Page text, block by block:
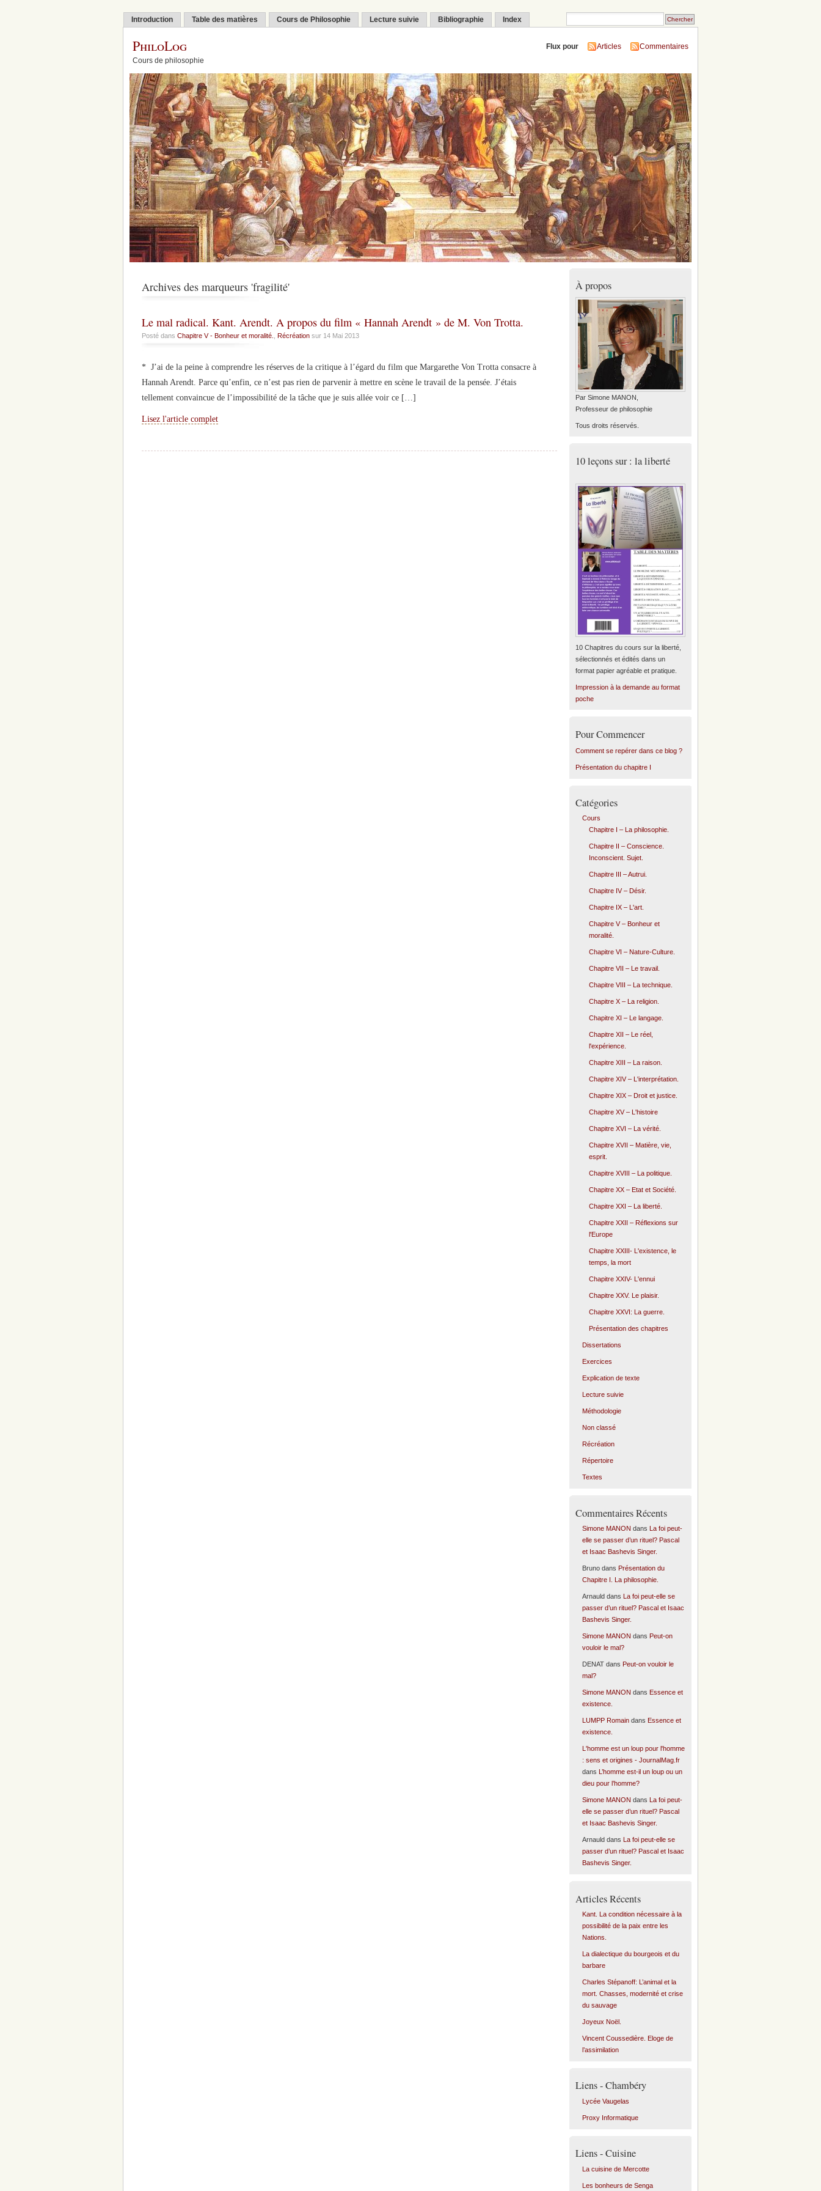
Introduction Table des matières Cours de Philosophie Lecture suivie Bibliographie Index
PhiloLog
Cours de philosophie
Flux pour Articles Commentaires
Archives des marqueurs 'fragilité'
Le mal radical. Kant. Arendt. A propos du film « Hannah Arendt » de M. Von Trotta.
Posté dans Chapitre V - Bonheur et moralité., Récréation sur 14 Mai 2013
* J’ai de la peine à comprendre les réserves de la critique à l’égard du film que Margarethe Von Trotta consacre à
Hannah Arendt. Parce qu’enfin, ce n’est pas rien de parvenir à mettre en scène le travail de la pensée. J’étais
tellement convaincue de l’impossibilité de la tâche que je suis allée voir ce […]
Lisez l'article complet
À propos
Par Simone MANON,
Professeur de philosophie
Tous droits réservés.
10 leçons sur : la liberté
10 Chapitres du cours sur la liberté,
sélectionnés et édités dans un
format papier agréable et pratique.
Impression à la demande au format
poche
Pour Commencer
Comment se repérer dans ce blog ?
Présentation du chapitre I
Catégories
Cours
Chapitre I – La philosophie.
Chapitre II – Conscience.
Inconscient. Sujet.
Chapitre III – Autrui.
Chapitre IV – Désir.
Chapitre IX – L'art.
Chapitre V – Bonheur et
moralité.
Chapitre VI – Nature-Culture.
Chapitre VII – Le travail.
Chapitre VIII – La technique.
Chapitre X – La religion.
Chapitre XI – Le langage.
Chapitre XII – Le réel,
l'expérience.
Chapitre XIII – La raison.
Chapitre XIV – L'interprétation.
Chapitre XIX – Droit et justice.
Chapitre XV – L'histoire
Chapitre XVI – La vérité.
Chapitre XVII – Matière, vie,
esprit.
Chapitre XVIII – La politique.
Chapitre XX – Etat et Société.
Chapitre XXI – La liberté.
Chapitre XXII – Réflexions sur
l'Europe
Chapitre XXIII- L'existence, le
temps, la mort
Chapitre XXIV- L'ennui
Chapitre XXV. Le plaisir.
Chapitre XXVI: La guerre.
Présentation des chapitres
Dissertations
Exercices
Explication de texte
Lecture suivie
Méthodologie
Non classé
Récréation
Répertoire
Textes
Commentaires Récents
Simone MANON dans
La foi peut-
elle se passer d’un rituel? Pascal
et Isaac Bashevis Singer.
Brunodans Présentation du
Chapitre I. La philosophie.
Arnauld dans
La foi peut-elle se
passer d’un rituel? Pascal et Isaac
Bashevis Singer.
Simone MANON dans Peut-on
vouloir le mal?
DENATdans Peut-on vouloir le
mal?
Simone MANON dans Essence et
existence.
LUMPP Romaindans Essence et
existence.
L'homme est un loup pour l'homme
: sens et origines - JournalMag.fr
dans
L’homme est-il un loup ou un
dieu pour l’homme?
Simone MANON dans
La foi peut-
elle se passer d’un rituel? Pascal
et Isaac Bashevis Singer.
Arnauld dans
La foi peut-elle se
passer d’un rituel? Pascal et Isaac
Bashevis Singer.
Articles Récents
Kant. La condition nécessaire à la
possibilité de la paix entre les
Nations.
La dialectique du bourgeois et du
barbare
Charles Stépanoff: L’animal et la
mort. Chasses, modernité et crise
du sauvage
Joyeux Noël.
Vincent Coussedière. Eloge de
l’assimilation
Liens - Chambéry
Lycée Vaugelas
Proxy Informatique
Liens - Cuisine
La cuisine de Mercotte
Les bonheurs de Senga